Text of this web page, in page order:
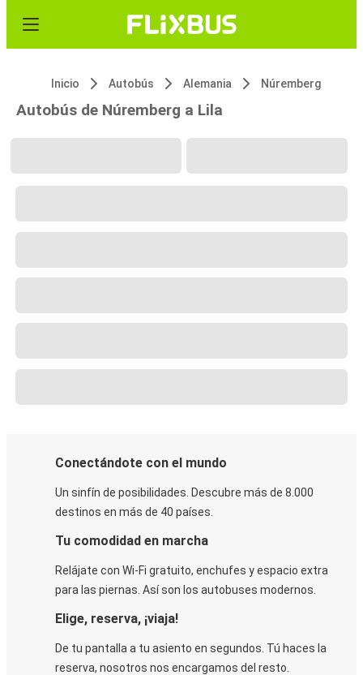
Inicio Autobús Alemania Núremberg
Autobús de Núremberg a Lila
Conectándote con el mundo
Un sinfín de posibilidades. Descubre más de 8.000
destinos en más de 40 países.
Tu comodidad en marcha
Relájate con Wi-Fi gratuito, enchufes y espacio extra
para las piernas. Así son los autobuses modernos.
Elige, reserva, ¡viaja!
De tu pantalla a tu asiento en segundos. Tú haces la
reserva, nosotros nos encargamos del resto.